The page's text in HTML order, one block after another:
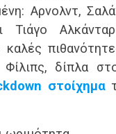
Αρνολντ,
δίπλα
στοίχημα